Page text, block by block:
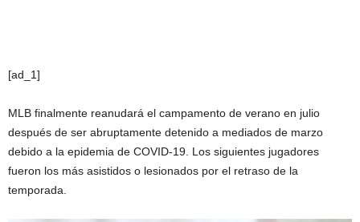
[ad_1]
MLB finalmente reanudará el campamento de verano en julio
después de ser abruptamente detenido a mediados de marzo
debido a la epidemia de COVID-19. Los siguientes jugadores
fueron los más asistidos o lesionados por el retraso de la
temporada.